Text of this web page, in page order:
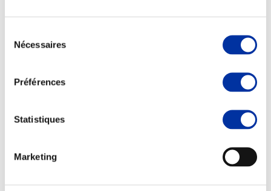
Nécessaires
Préférences
Statistiques
Marketing